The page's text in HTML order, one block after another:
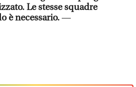
Le stesse squadre
è necessario.—